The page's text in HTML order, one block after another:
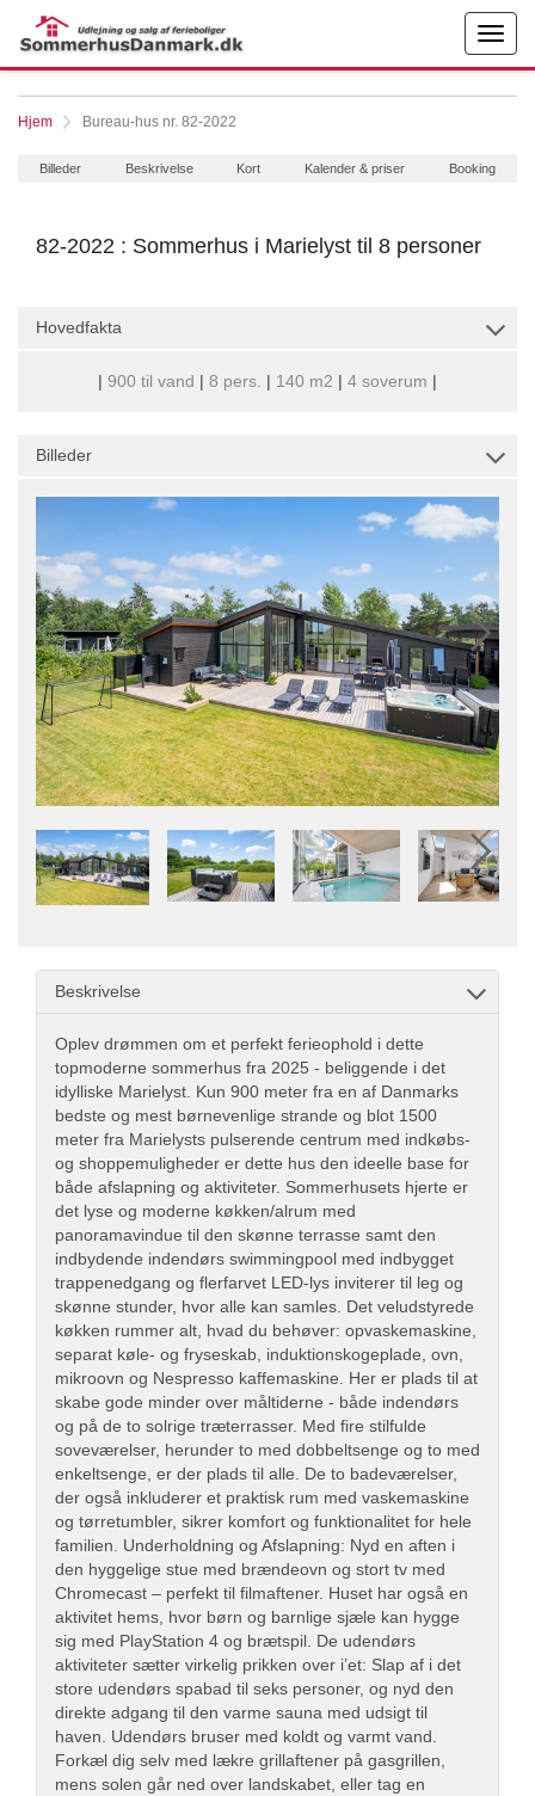
Hjem Bureau-hus nr. 82-2022
Billeder Beskrivelse Kort Kalender & priser Booking
82-2022 : Sommerhus i Marielyst til 8 personer
Hovedfakta
| 900 til vand | 8 pers. | 140 m2 | 4 soverum |
Billeder
Beskrivelse
Oplev drømmen om et perfekt ferieophold i dette
topmoderne sommerhus fra 2025 - beliggende i det
idylliske Marielyst. Kun 900 meter fra en af Danmarks
bedste og mest børnevenlige strande og blot 1500
meter fra Marielysts pulserende centrum med indkøbs-
og shoppemuligheder er dette hus den ideelle base for
både afslapning og aktiviteter. Sommerhusets hjerte er
det lyse og moderne køkken/alrum med
panoramavindue til den skønne terrasse samt den
indbydende indendørs swimmingpool med indbygget
trappenedgang og flerfarvet LED-lys inviterer til leg og
skønne stunder, hvor alle kan samles. Det veludstyrede
køkken rummer alt, hvad du behøver: opvaskemaskine,
separat køle- og fryseskab, induktionskogeplade, ovn,
mikroovn og Nespresso kaffemaskine. Her er plads til at
skabe gode minder over måltiderne - både indendørs
og på de to solrige træterrasser. Med fire stilfulde
soveværelser, herunder to med dobbeltsenge og to med
enkeltsenge, er der plads til alle. De to badeværelser,
der også inkluderer et praktisk rum med vaskemaskine
og tørretumbler, sikrer komfort og funktionalitet for hele
familien. Underholdning og Afslapning: Nyd en aften i
den hyggelige stue med brændeovn og stort tv med
Chromecast – perfekt til filmaftener. Huset har også en
aktivitet hems, hvor børn og barnlige sjæle kan hygge
sig med PlayStation 4 og brætspil. De udendørs
aktiviteter sætter virkelig prikken over i’et: Slap af i det
store udendørs spabad til seks personer, og nyd den
direkte adgang til den varme sauna med udsigt til
haven. Udendørs bruser med koldt og varmt vand.
Forkæl dig selv med lækre grillaftener på gasgrillen,
mens solen går ned over landskabet, eller tag en